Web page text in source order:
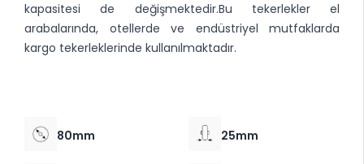
kapasitesi de değişmektedir.Bu tekerlekler el
arabalarında, otellerde ve endüstriyel mutfaklarda
kargo tekerleklerinde kullanılmaktadır.
80mm 25mm